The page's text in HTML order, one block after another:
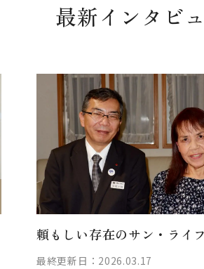
最新インタビ
頼もしい存在のサン・ライフ
最終更新日：2026.03.17